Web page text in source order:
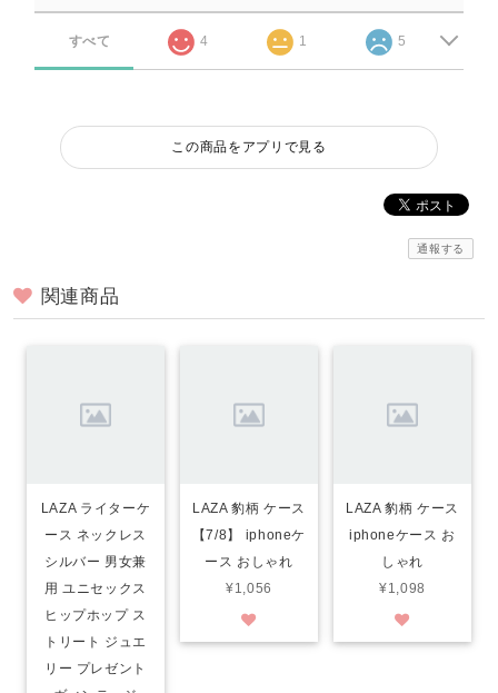
すべて 4 1 5
この商品をアプリで見る
通報する
関連商品
LAZA ライターケ
ース ネックレス
シルバー 男女兼
用 ユニセックス
ヒップホップ ス
トリート ジュエ
リー プレゼント
LAZA 豹柄 ケース
【7/8】 iphoneケ
ース おしゃれ
¥1,056
LAZA 豹柄 ケース
iphoneケース お
しゃれ
¥1,098